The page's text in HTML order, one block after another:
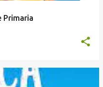
Primaria